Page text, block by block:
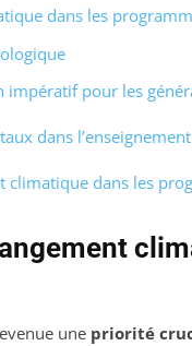
dans les
impératif pour les
dans l’enseignement
climatique dans les
une priorité